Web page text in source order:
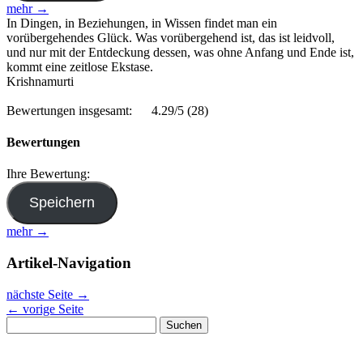
mehr →
In Dingen, in Beziehungen, in Wissen findet man ein
vorübergehendes Glück. Was vorübergehend ist, das ist leidvoll,
und nur mit der Entdeckung dessen, was ohne Anfang und Ende ist,
kommt eine zeitlose Ekstase.
Krishnamurti
Bewertungen insgesamt: 4.29/5 (28)
Bewertungen
Ihre Bewertung:
mehr →
Artikel-Navigation
nächste Seite →
← vorige Seite
nach: